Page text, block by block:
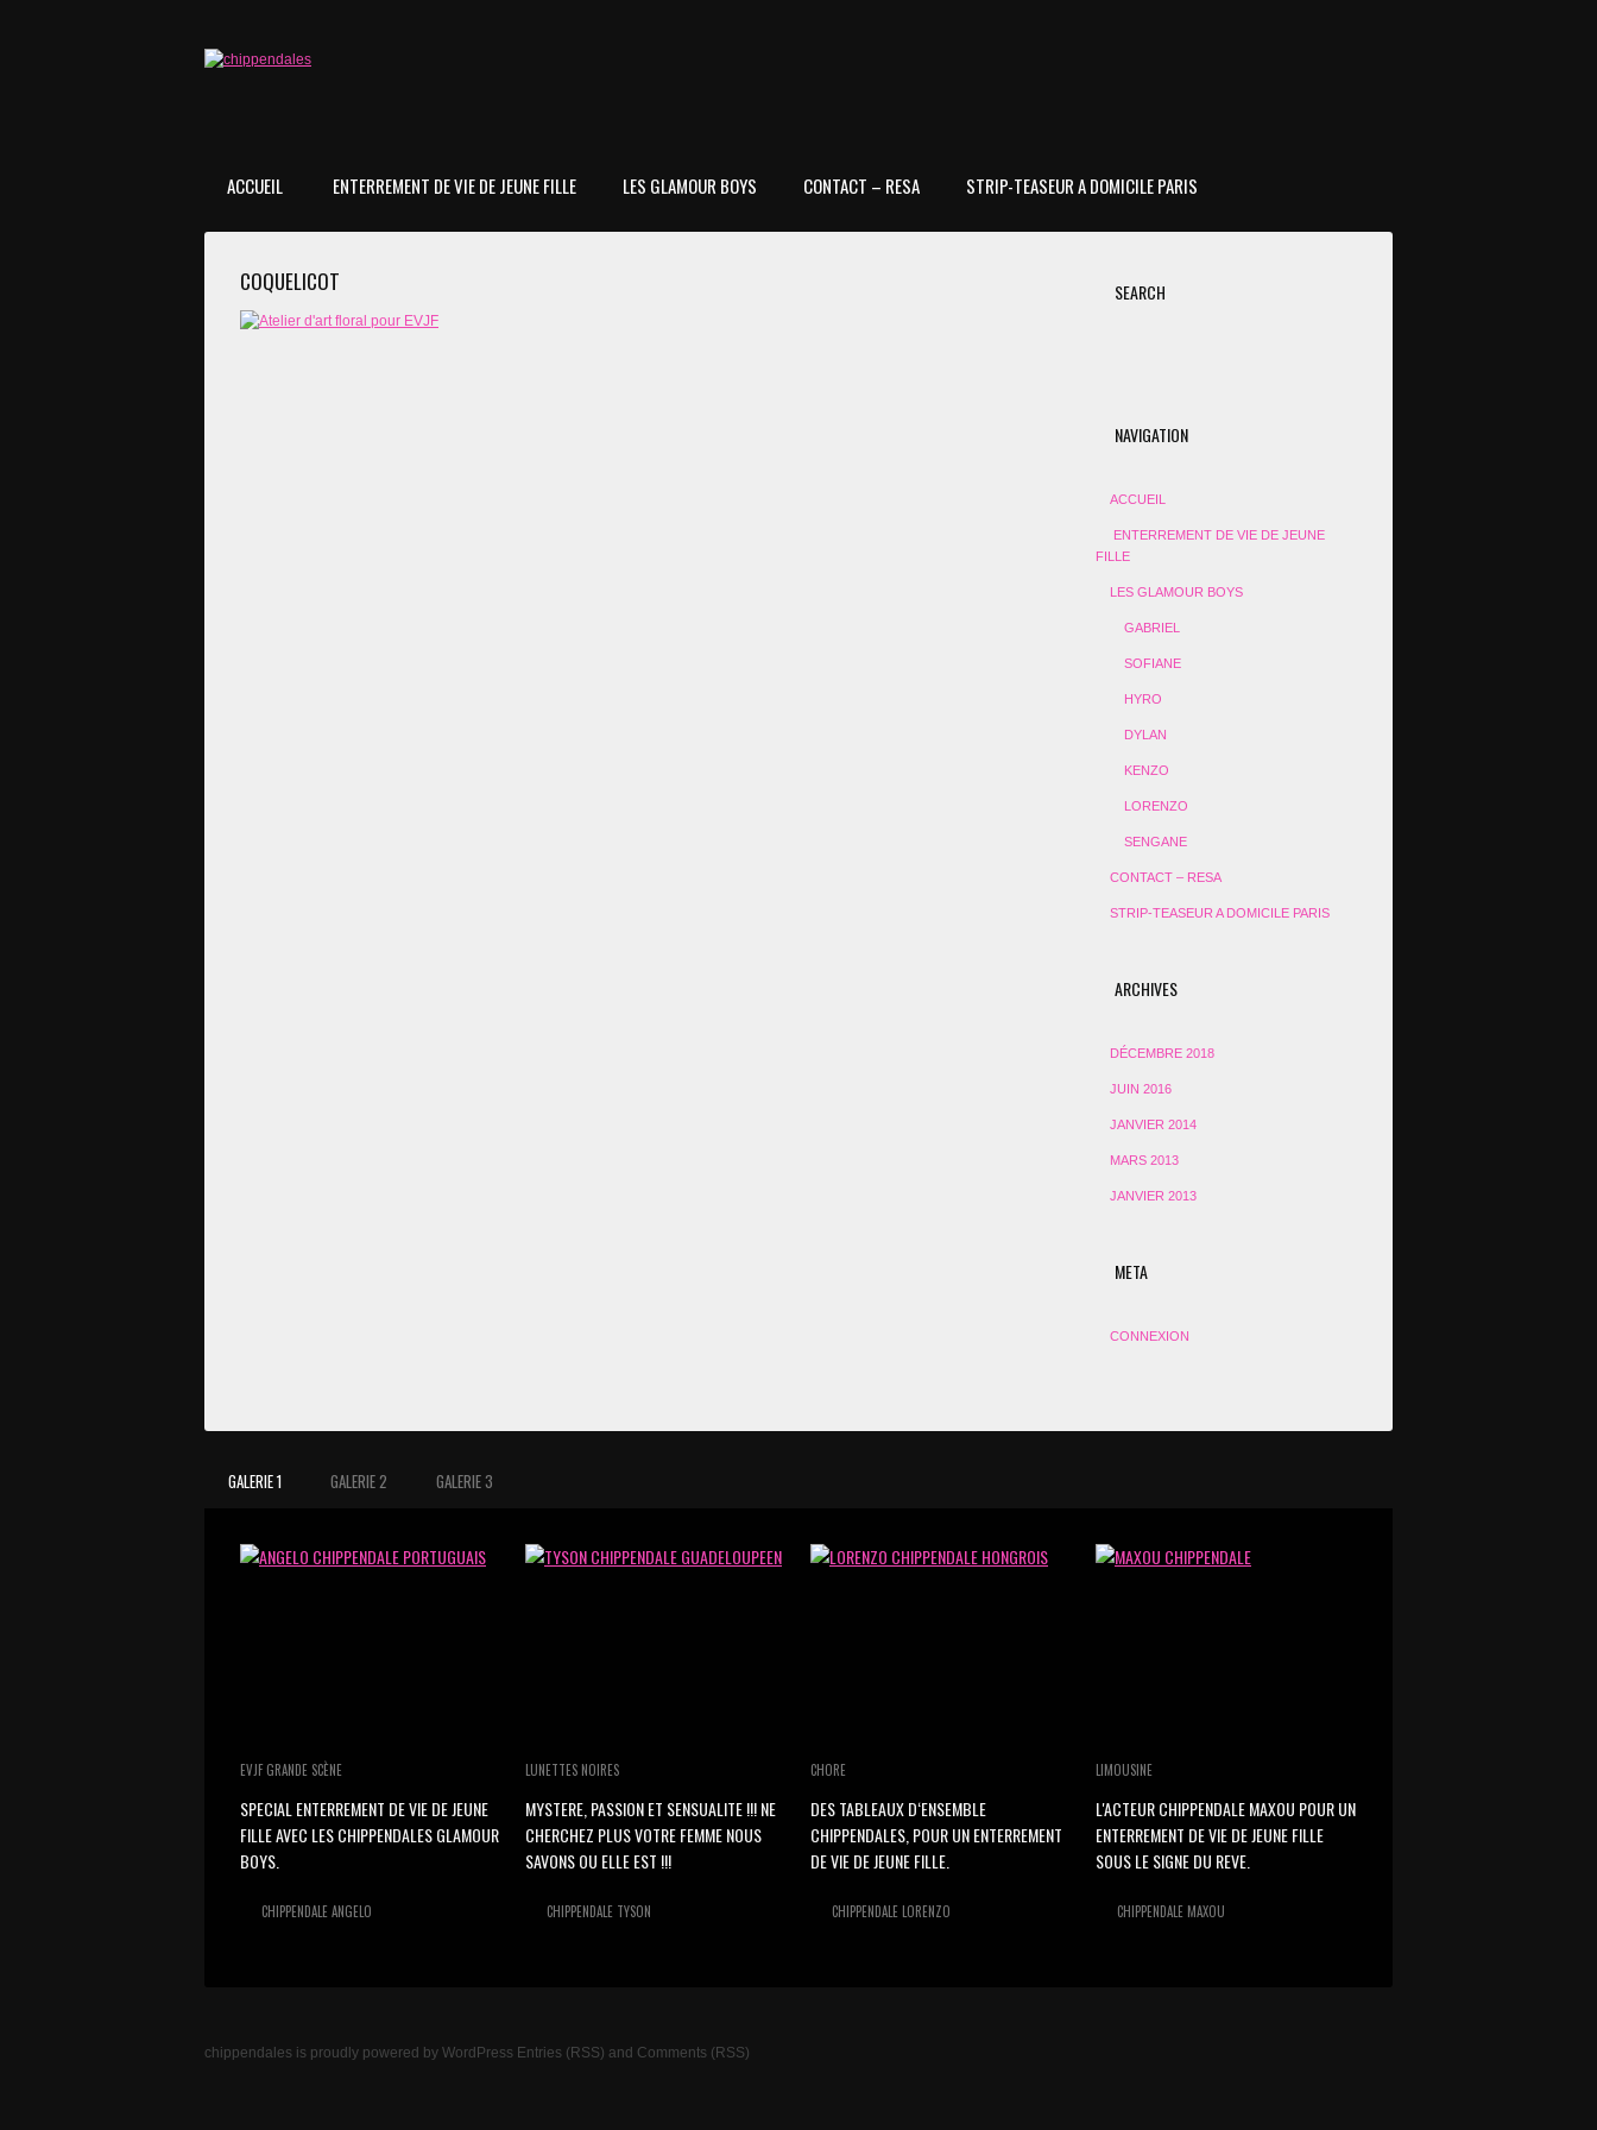
ACCUEIL ENTERREMENT DE VIE DE JEUNE FILLE LES GLAMOUR BOYS CONTACT – RESA STRIP-TEASEUR A DOMICILE PARIS
COQUELICOT SEARCH
NAVIGATION
ACCUEIL
ENTERREMENT DE VIE DE JEUNE
FILLE
LES GLAMOUR BOYS
GABRIEL
SOFIANE
HYRO
DYLAN
KENZO
LORENZO
SENGANE
CONTACT – RESA
STRIP-TEASEUR A DOMICILE PARIS
ARCHIVES
DÉCEMBRE 2018
JUIN 2016
JANVIER 2014
MARS 2013
JANVIER 2013
META
CONNEXION
GALERIE 1 GALERIE 2 GALERIE 3
EVJF GRANDE SCÈNE
SPECIAL ENTERREMENT DE VIE DE JEUNE
FILLE AVEC LES CHIPPENDALES GLAMOUR
BOYS.
CHIPPENDALE ANGELO
LUNETTES NOIRES
MYSTERE, PASSION ET SENSUALITE !!! NE
CHERCHEZ PLUS VOTRE FEMME NOUS
SAVONS OU ELLE EST !!!
CHIPPENDALE TYSON
CHORE
DES TABLEAUX D‘ENSEMBLE
CHIPPENDALES, POUR UN ENTERREMENT
DE VIE DE JEUNE FILLE.
CHIPPENDALE LORENZO
LIMOUSINE
L'ACTEUR CHIPPENDALE MAXOU POUR UN
ENTERREMENT DE VIE DE JEUNE FILLE
SOUS LE SIGNE DU REVE.
CHIPPENDALE MAXOU
chippendales is proudly powered by WordPress Entries (RSS) and Comments (RSS)